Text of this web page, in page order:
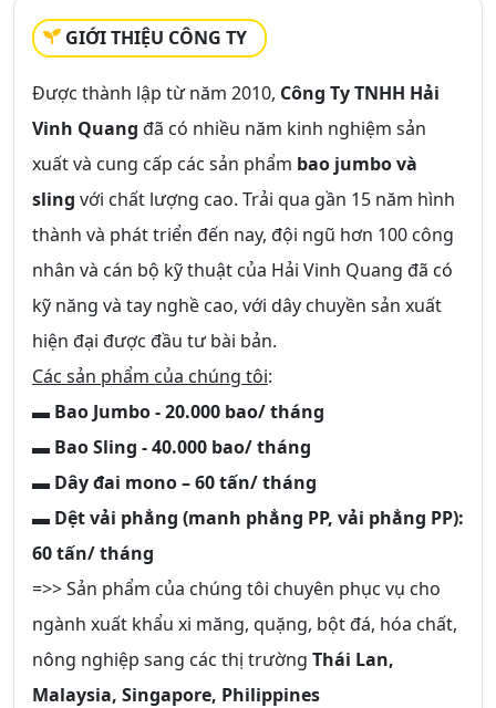
GIỚI THIỆU CÔNG TY
Được thành lập từ năm 2010, Công Ty TNHH Hải
Vinh Quang đã có nhiều năm kinh nghiệm sản
xuất và cung cấp các sản phẩm bao jumbo và
sling với chất lượng cao. Trải qua gần 15 năm hình
thành và phát triển đến nay, đội ngũ hơn 100 công
nhân và cán bộ kỹ thuật của Hải Vinh Quang đã có
kỹ năng và tay nghề cao, với dây chuyền sản xuất
hiện đại được đầu tư bài bản.
Các sản phẩm của chúng tôi:
▬ Bao Jumbo - 20.000 bao/ tháng
▬ Bao Sling - 40.000 bao/ tháng
▬ Dây đai mono – 60 tấn/ tháng
▬ Dệt vải phẳng (manh phẳng PP, vải phẳng PP):
60 tấn/ tháng
=>> Sản phẩm của chúng tôi chuyên phục vụ cho
ngành xuất khẩu xi măng, quặng, bột đá, hóa chất,
nông nghiệp sang các thị trường Thái Lan,
Malaysia, Singapore, Philippines